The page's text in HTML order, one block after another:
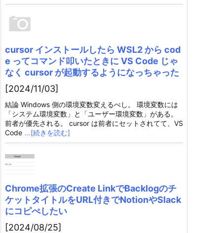
cursor インストールしたら WSL2 から cod
e ってコマンド叩いたときに VS Code じゃ
なく cursor が起動するようになっちゃった
[2024/11/03]
結論 Windows 側の環境変数変えるべし。 環境変数には
「システム環境変数」と「ユーザー環境変数」がある。
前者が優先される。 cursor は前者にセットされてて、VS
Code …[続きを読む]
Chrome拡張のCreate LinkでBacklogのチ
ケットタイトルをURL付きでNotionやSlack
にコピぺしたい
[2024/08/25]